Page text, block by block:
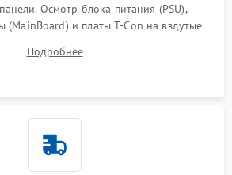
Осмотр блока питания (PSU),
(MainBoard) и платы T-Con на вздутые
фиксации и целостности шлейфов.
Подробнее